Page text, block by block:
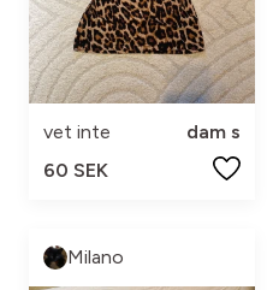
vet inte
dam s
60 SEK
Milano